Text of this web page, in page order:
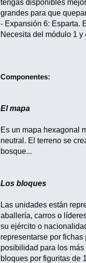
tengas disponibles
grandes para que
- Expansión 6: Esparta.
Necesita del módulo 1 y
Componentes:
El mapa
Es un mapa hexagonal
neutral. El terreno se
bosque...
Los bloques
Las unidades están
aballería, carros o
su ejército o
representarse por
posibilidad para los
bloques por figuritas de